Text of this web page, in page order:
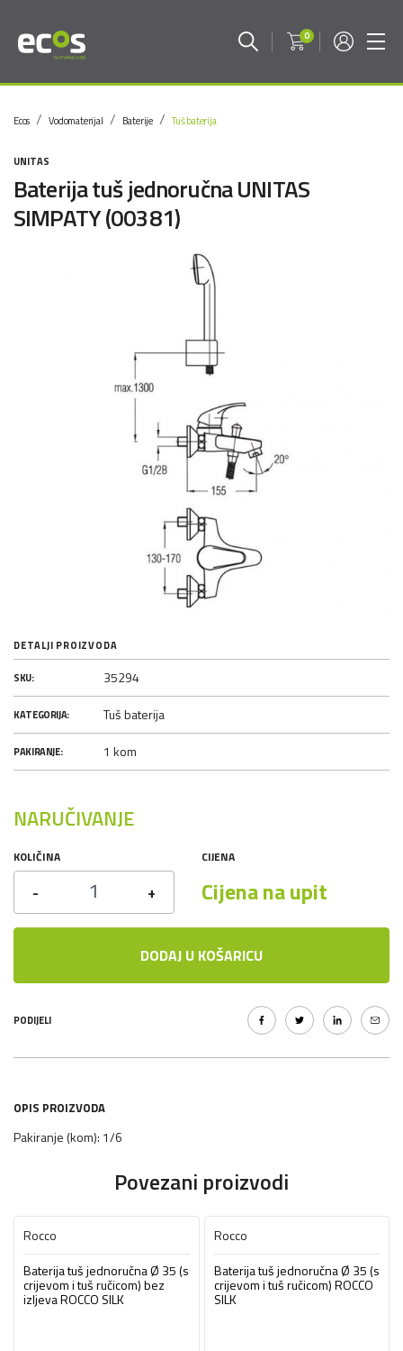
0
Ecos Vodomaterijal Baterije Tuš baterija
UNITAS
Baterija tuš jednoručna UNITAS
SIMPATY (00381)
DETALJI PROIZVODA
SKU: 35294
KATEGORIJA: Tuš baterija
PAKIRANJE: 1 kom
NARUČIVANJE
KOLIČINA
- +
CIJENA
Cijena na upit
DODAJ U KOŠARICU
PODIJELI
OPIS PROIZVODA
Pakiranje (kom): 1/6
Povezani proizvodi
Rocco
Baterija tuš jednoručna Ø 35 (s
crijevom i tuš ručicom) bez
izljeva ROCCO SILK
Rocco
Baterija tuš jednoručna Ø 35 (s
crijevom i tuš ručicom) ROCCO
SILK